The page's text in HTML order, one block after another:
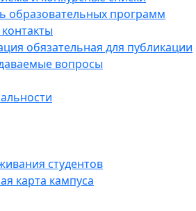
образовательных программ
обязательная для публикации
вопросы
студентов
карта кампуса